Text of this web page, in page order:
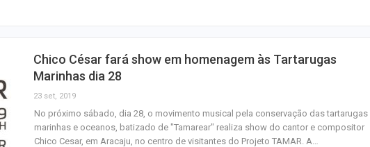
Chico César fará show em homenagem às Tartarugas
Marinhas dia 28
23 set, 2019
No próximo sábado, dia 28, o movimento musical pela conservação das tartarugas
marinhas e oceanos, batizado de "Tamarear" realiza show do cantor e compositor
Chico Cesar, em Aracaju, no centro de visitantes do Projeto TAMAR. A…
Prouni 2026:
resultado de nova
Produção de
Sergipe aumentou
junho